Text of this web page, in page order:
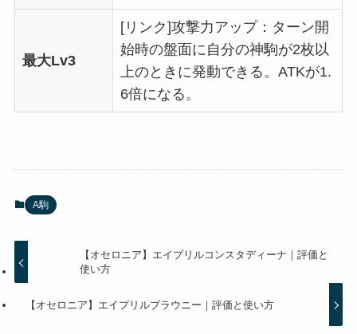
最大Lv3
[リンク]攻撃力アップ：ターン開
始時の盤面に自分の神駒が2枚以
上のときに発動できる。ATKが1.
6倍になる。
A駒
【オセロニア】エイプリルコンスタディーナ｜評価と
使い方
【オセロニア】エイプリルブラウニー｜評価と使い方